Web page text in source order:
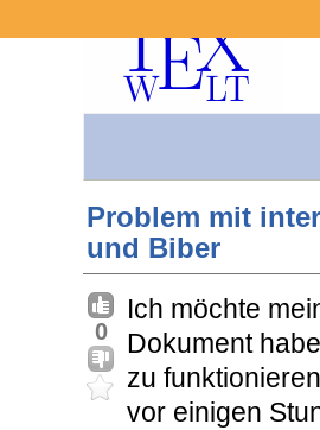
Problem mit
und Biber
0
Ich möchte
Dokument
zu
vor einigen